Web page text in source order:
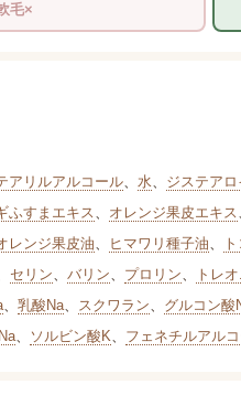
毛×
アリルアルコール、 水、 ジステア
ふすまエキス、 オレンジ果皮エキス
レンジ果皮油、 ヒマワリ種子油、
セリン、 バリン、 プロリン、 トレ
、 乳酸Na、 スクワラン、 グルコン酸
、 ソルビン酸K、 フェネチルアル